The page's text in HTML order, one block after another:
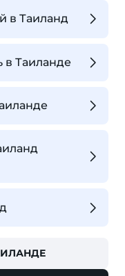
в Таиланд
в Таиланде